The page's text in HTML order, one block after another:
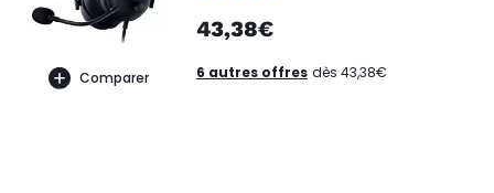
Comparer
43,38€
6 autres offres dès 43,38€